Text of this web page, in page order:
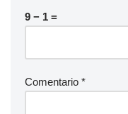
9 − 1 =
Comentario *